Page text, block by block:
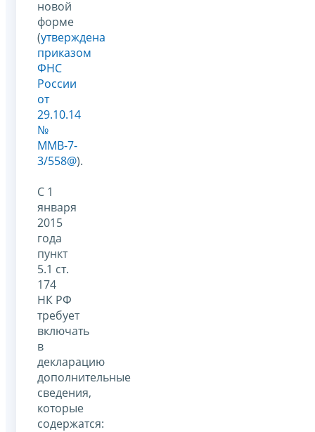
новой
форме
(утверждена
приказом
ФНС
России
от
29.10.14
№
ММВ-7-
3/558@).
С 1
января
2015
года
пункт
5.1 ст.
174
НК РФ
требует
включать
в
декларацию
дополнительные
сведения,
которые
содержатся: